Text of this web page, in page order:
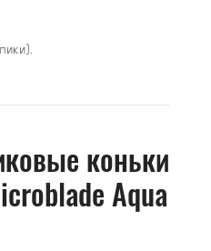
коньки
Aqua